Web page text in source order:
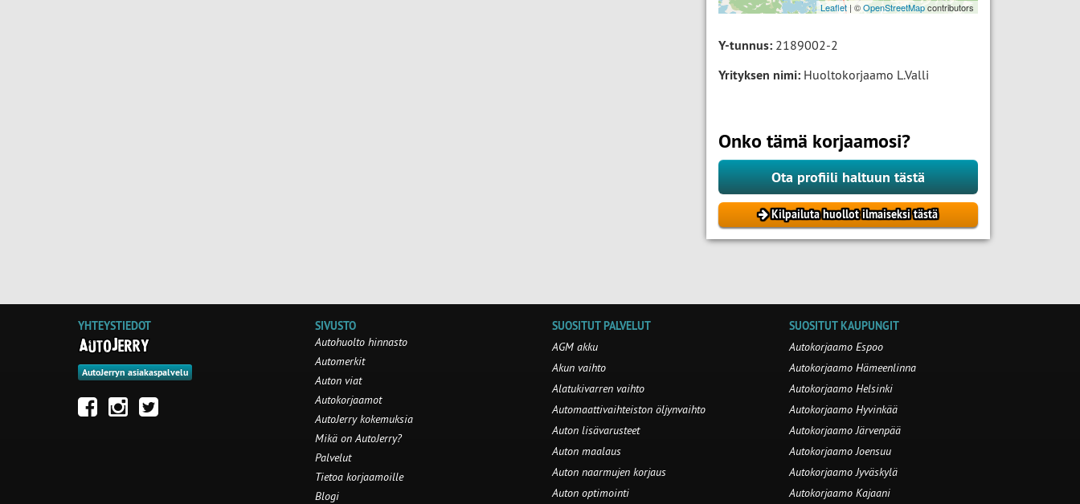
Leaflet | ©OpenStreetMapcontributors
Y-tunnus:2189002-2
Yrityksen nimi:Huoltokorjaamo L.Valli
Onko tämä korjaamosi?
Ota profiili haltuun tästä
Kilpailuta huollot ilmaiseksi tästä
YHTEYSTIEDOT
AutoJerryn asiakaspalvelu
SIVUSTO
Autohuolto hinnasto
Automerkit
Auton viat
Autokorjaamot
AutoJerry kokemuksia
Mikä on AutoJerry?
Palvelut
Tietoa korjaamoille
Blogi
SUOSITUT PALVELUT
AGM akku
Akun vaihto
Alatukivarren vaihto
Automaattivaihteiston öljynvaihto
Auton lisävarusteet
Auton maalaus
Auton naarmujen korjaus
Auton optimointi
SUOSITUT KAUPUNGIT
Autokorjaamo Espoo
Autokorjaamo Hämeenlinna
Autokorjaamo Helsinki
Autokorjaamo Hyvinkää
Autokorjaamo Järvenpää
Autokorjaamo Joensuu
Autokorjaamo Jyväskylä
Autokorjaamo Kajaani